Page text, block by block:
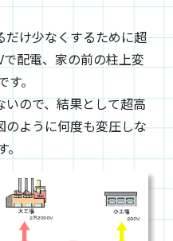
け少なくするために超
配電、家の前の柱上変
。
ので、結果として超高
ように何度も変圧しな